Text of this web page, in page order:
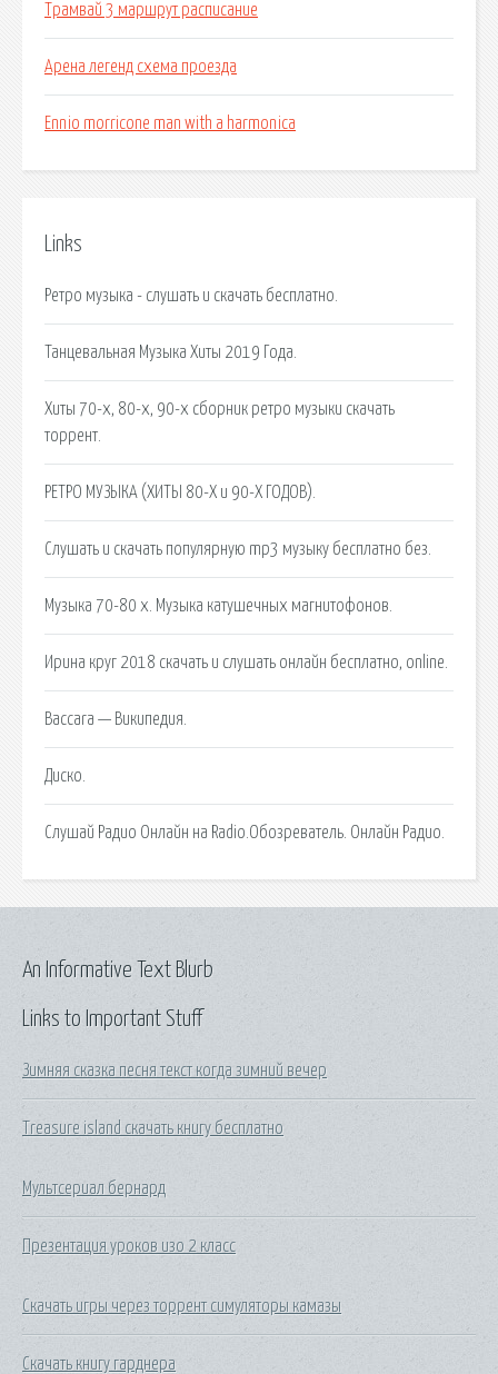
Трамвай 3 маршрут расписание
Арена легенд схема проезда
Ennio morricone man with a harmonica
Links
Ретро музыка - слушать и скачать бесплатно.
Танцевальная Музыка Хиты 2019 Года.
Хиты 70-х, 80-х, 90-х сборник ретро музыки скачать
торрент.
РЕТРО МУЗЫКА (ХИТЫ 80-Х и 90-Х ГОДОВ).
Слушать и скачать популярную mp3 музыку бесплатно без.
Музыка 70-80 х. Музыка катушечных магнитофонов.
Ирина круг 2018 скачать и слушать онлайн бесплатно, online.
Baccara — Википедия.
Диско.
Слушай Радио Онлайн на Radio.Обозреватель. Онлайн Радио.
Links to Important Stuff
Зимняя сказка песня текст когда зимний вечер
Treasure island скачать книгу бесплатно
Мультсериал бернард
Презентация уроков изо 2 класс
Скачать игры через торрент симуляторы камазы
Скачать книгу гарднера
An Informative Text Blurb